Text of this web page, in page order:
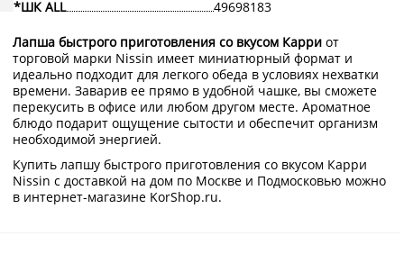
*ШК ALL
49698183
Лапша быстрого приготовления со вкусом Карри от
торговой марки Nissin имеет миниатюрный формат и
идеально подходит для легкого обеда в условиях нехватки
времени. Заварив ее прямо в удобной чашке, вы сможете
перекусить в офисе или любом другом месте. Ароматное
блюдо подарит ощущение сытости и обеспечит организм
необходимой энергией.
Купить лапшу быстрого приготовления со вкусом Карри
Nissin с доставкой на дом по Москве и Подмосковью можно
в интернет-магазине KorShop.ru.